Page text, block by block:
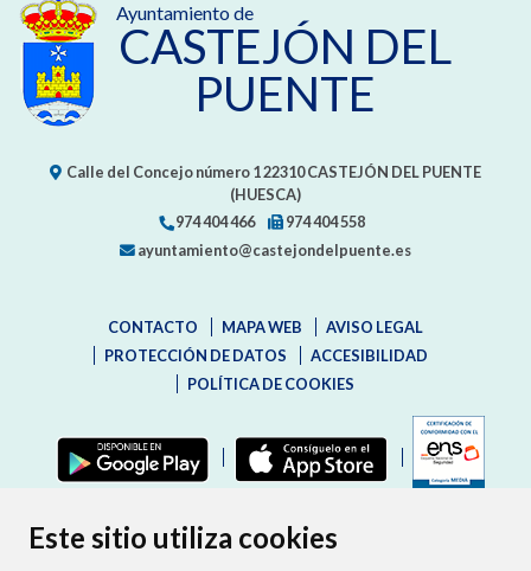
Este sitio utiliza cookies
Ayuntamiento de
CASTEJÓN DEL
PUENTE
Calle del Concejo número 122310CASTEJÓN DEL PUENTE
(HUESCA)
974 404 466
974 404 558
ayuntamiento@castejondelpuente.es
CONTACTO MAPA WEB
AVISO LEGAL
PROTECCIÓN DE DATOS
ACCESIBILIDAD
POLÍTICA DE COOKIES